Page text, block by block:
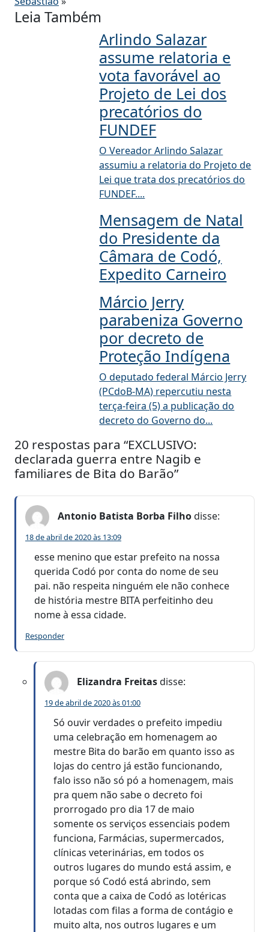
Leia Também
Arlindo Salazar
assume relatoria e
vota favorável ao
Projeto de Lei dos
precatórios do
FUNDEF
O Vereador Arlindo Salazar
assumiu a relatoria do Projeto de
Lei que trata dos precatórios do
FUNDEF....
Mensagem de Natal
do Presidente da
Câmara de Codó,
Expedito Carneiro
Márcio Jerry
parabeniza Governo
por decreto de
Proteção Indígena
O deputado federal Márcio Jerry
(PCdoB-MA) repercutiu nesta
terça-feira (5) a publicação do
decreto do Governo do...
20 respostas para “EXCLUSIVO:
declarada guerra entre Nagib e
familiares de Bita do Barão”
Antonio Batista Borba Filhodisse:
18 de abril de 2020 às 13:09
esse menino que estar prefeito na nossa
querida Codó por conta do nome de seu
pai. não respeita ninguém ele não conhece
de história mestre BITA perfeitinho deu
nome à essa cidade.
Responder
Elizandra Freitasdisse:
19 de abril de 2020 às 01:00
Só ouvir verdades o prefeito impediu
uma celebração em homenagem ao
mestre Bita do barão em quanto isso as
lojas do centro já estão funcionando,
falo isso não só pó a homenagem, mais
pra quem não sabe o decreto foi
prorrogado pro dia 17 de maio
somente os serviços essenciais podem
funciona, Farmácias, supermercados,
clínicas veterinárias, em todos os
outros lugares do mundo está assim, e
porque só Codó está abrindo, sem
conta que a caixa de Codó as lotéricas
lotadas com filas a forma de contágio e
muito alta, nos outros lugares e um